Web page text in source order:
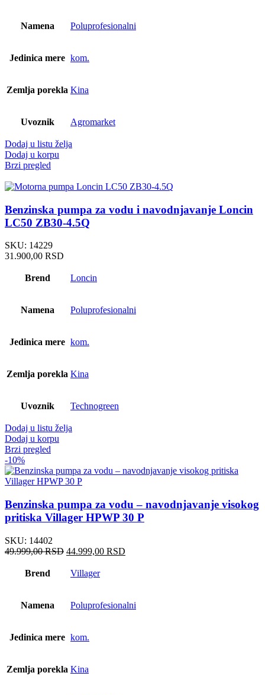
Namena Poluprofesionalni
Jedinica mere kom.
Zemlja porekla Kina
Uvoznik Agromarket
Dodaj u listu želja
Dodaj u korpu
Brzi pregled
Benzinska pumpa za vodu i navodnjavanje Loncin
LC50 ZB30-4.5Q
SKU: 14229
31.900,00 RSD
Brend Loncin
Namena Poluprofesionalni
Jedinica mere kom.
Zemlja porekla Kina
Uvoznik Technogreen
Dodaj u listu želja
Dodaj u korpu
Brzi pregled
-10%
Benzinska pumpa za vodu – navodnjavanje visokog
pritiska Villager HPWP 30 P
SKU: 14402
49.999,00RSD Оригинална
је
44.999,00 RSD
Brend Villager
Namena Poluprofesionalni
Jedinica mere kom.
Zemlja porekla Kina